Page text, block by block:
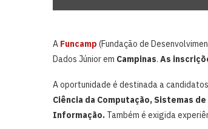
A Funcamp (Fundação de
Dados Júnior em Campinas. As
A oportunidade é destinada a
Ciência da Computação, Sistemas
Informação. Também é exigida